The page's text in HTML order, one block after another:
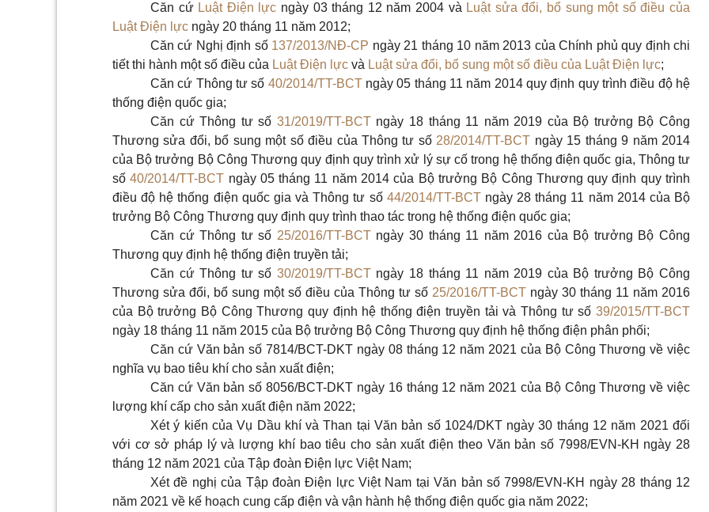
Căn cứ Luật Điện lực ngày 03 tháng 12 năm 2004 và Luật sửa đổi, bổ sung một số điều của
Luật Điện lực ngày 20 tháng 11 năm 2012;
Căn cứ Nghị định số 137/2013/NĐ-CP ngày 21 tháng 10 năm 2013 của Chính phủ quy định chi
tiết thi hành một số điều của Luật Điện lực và Luật sửa đổi, bổ sung một số điều của Luật Điện lực;
Căn cứ Thông tư số 40/2014/TT-BCTngày 05 tháng 11 năm 2014 quy định quy trình điều độ hệ
thống điện quốc gia;
Căn cứ Thông tư số 31/2019/TT-BCTngày 18 tháng 11 năm 2019 của Bộ trưởng Bộ Công
Thương sửa đổi, bổ sung một số điều của Thông tư số 28/2014/TT-BCT ngày 15 tháng 9 năm 2014
của Bộ trưởng Bộ Công Thương quy định quy trình xử lý sự cố trong hệ thống điện quốc gia, Thông tư
số40/2014/TT-BCT ngày 05 tháng 11 năm 2014 của Bộ trưởng Bộ Công Thương quy định quy trình
điều độ hệ thống điện quốc gia và Thông tư số 44/2014/TT-BCTngày 28 tháng 11 năm 2014 của Bộ
trưởng Bộ Công Thương quy định quy trình thao tác trong hệ thống điện quốc gia;
Căn cứ Thông tư số 25/2016/TT-BCTngày 30 tháng 11 năm 2016 của Bộ trưởng Bộ Công
Thương quy định hệ thống điện truyền tải;
Căn cứ Thông tư số 30/2019/TT-BCTngày 18 tháng 11 năm 2019 của Bộ trưởng Bộ Công
Thương sửa đổi, bổ sung một số điều của Thông tư số 25/2016/TT-BCT ngày 30 tháng 11 năm 2016
của Bộ trưởng Bộ Công Thương quy định hệ thống điện truyền tải và Thông tư số39/2015/TT-BCT
ngày 18 tháng 11 năm 2015 của Bộ trưởng Bộ Công Thương quy định hệ thống điện phân phối;
Căn cứ Văn bản số 7814/BCT-DKT ngày 08 tháng 12 năm 2021 của Bộ Công Thương về việc
nghĩa vụ bao tiêu khí cho sản xuất điện;
Căn cứ Văn bản số 8056/BCT-DKT ngày 16 tháng 12 năm 2021 của Bộ Công Thương về việc
lượng khí cấp cho sản xuất điện năm 2022;
Xét ý kiến của Vụ Dầu khí và Than tại Văn bản số 1024/DKT ngày 30 tháng 12 năm 2021 đối
với cơ sở pháp lý và lượng khí bao tiêu cho sản xuất điện theo Văn bản số 7998/EVN-KH ngày 28
tháng 12 năm 2021 của Tập đoàn Điện lực Việt Nam;
Xét đề nghị của Tập đoàn Điện lực Việt Nam tại Văn bản số 7998/EVN-KH ngày 28 tháng 12
năm 2021 về kế hoạch cung cấp điện và vận hành hệ thống điện quốc gia năm 2022;